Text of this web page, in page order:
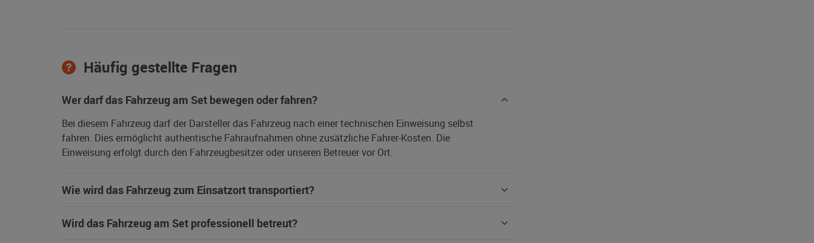
Häufig gestellte Fragen
Wer darf das Fahrzeug am Set bewegen oder fahren?
Bei diesem Fahrzeug darf der Darsteller das Fahrzeug nach einer technischen Einweisung selbst
fahren. Dies ermöglicht authentische Fahraufnahmen ohne zusätzliche Fahrer-Kosten. Die
Einweisung erfolgt durch den Fahrzeugbesitzer oder unseren Betreuer vor Ort.
Wie wird das Fahrzeug zum Einsatzort transportiert?
Wird das Fahrzeug am Set professionell betreut?